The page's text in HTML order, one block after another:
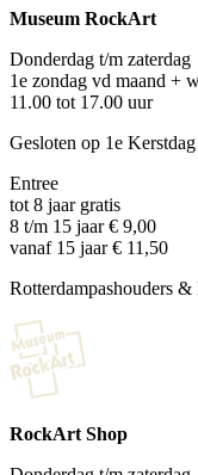
Museum RockArt
Donderdag t/m zaterdag
1e zondag vd maand +
11.00 tot 17.00 uur
Gesloten op 1e
Entree
tot 8 jaar gratis
8 t/m 15 jaar € 9,00
vanaf 15 jaar € 11,50
Rotterdampashouders &
RockArt Shop